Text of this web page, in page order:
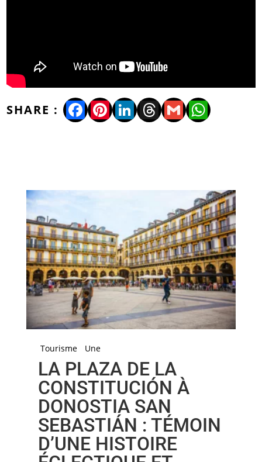
Facebook
Pinterest
LinkedIn
Threads
Gmail
Tourisme Une
LA PLAZA DE LA
CONSTITUCIÓN À
DONOSTIA SAN
SEBASTIÁN : TÉMOIN
D’UNE HISTOIRE